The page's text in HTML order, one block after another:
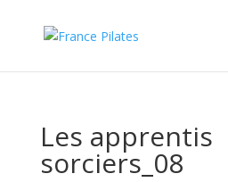
Les apprentis
sorciers_08